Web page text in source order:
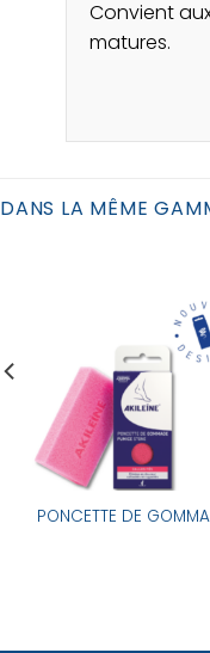
Convient
matures.
DANS LA MÊME
PONCETTE DE